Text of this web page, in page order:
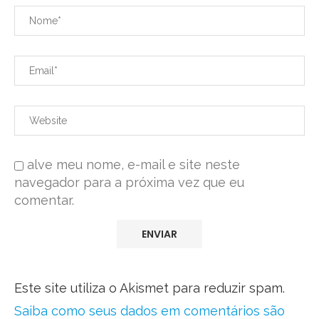
alve meu nome, e-mail e site neste
navegador para a próxima vez que eu
comentar.
Este site utiliza o Akismet para reduzir spam.
Saiba como seus dados em comentários são